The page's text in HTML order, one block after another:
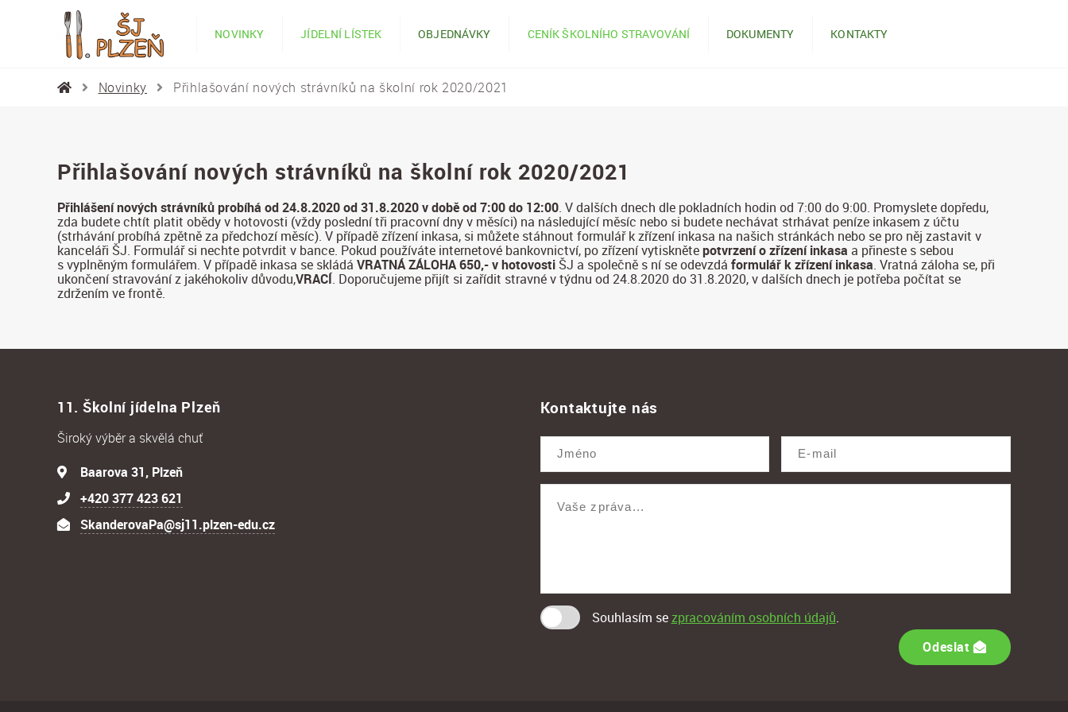
NOVINKY JÍDELNÍ LÍSTEK OBJEDNÁVKY CENÍK ŠKOLNÍHO STRAVOVÁNÍ DOKUMENTY KONTAKTY
Novinky Přihlašování nových strávníků na školní rok 2020/2021
Přihlašování nových strávníků na školní rok 2020/2021
Přihlášení nových strávníků probíhá od 24.8.2020 od 31.8.2020 v době od 7:00 do 12:00. V dalších dnech dle pokladních hodin od 7:00 do 9:00. Promyslete dopředu,
zda budete chtít platit obědy v hotovosti (vždy poslední tři pracovní dny v měsíci) na následující měsíc nebo si budete nechávat strhávat peníze inkasem z účtu
(strhávání probíhá zpětně za předchozí měsíc). V případě zřízení inkasa, si můžete stáhnout formulář k zřízení inkasa na našich stránkách nebo se pro něj zastavit v
kanceláři ŠJ. Formulář si nechte potvrdit v bance. Pokud používáte internetové bankovnictví, po zřízení vytisknětepotvrzení o zřízení inkasa a přineste s sebou
s vyplněným formulářem. V případě inkasa se skládá VRATNÁ ZÁLOHA 650,-v hotovosti ŠJ a společně s ní se odevzdá formulář k zřízení inkasa. Vratná záloha se, při
ukončení stravování z jakéhokoliv důvodu,VRACÍ. Doporučujeme přijít si zařídit stravné v týdnu od 24.8.2020 do 31.8.2020, v dalších dnech je potřeba počítat se
zdržením ve frontě.
11. Školní jídelna Plzeň
Široký výběr a skvělá chuť
Baarova 31, Plzeň
+420 377 423 621
SkanderovaPa@sj11.plzen-edu.cz
Kontaktujte nás
Souhlasím sezpracováním osobních údajů.
Odeslat